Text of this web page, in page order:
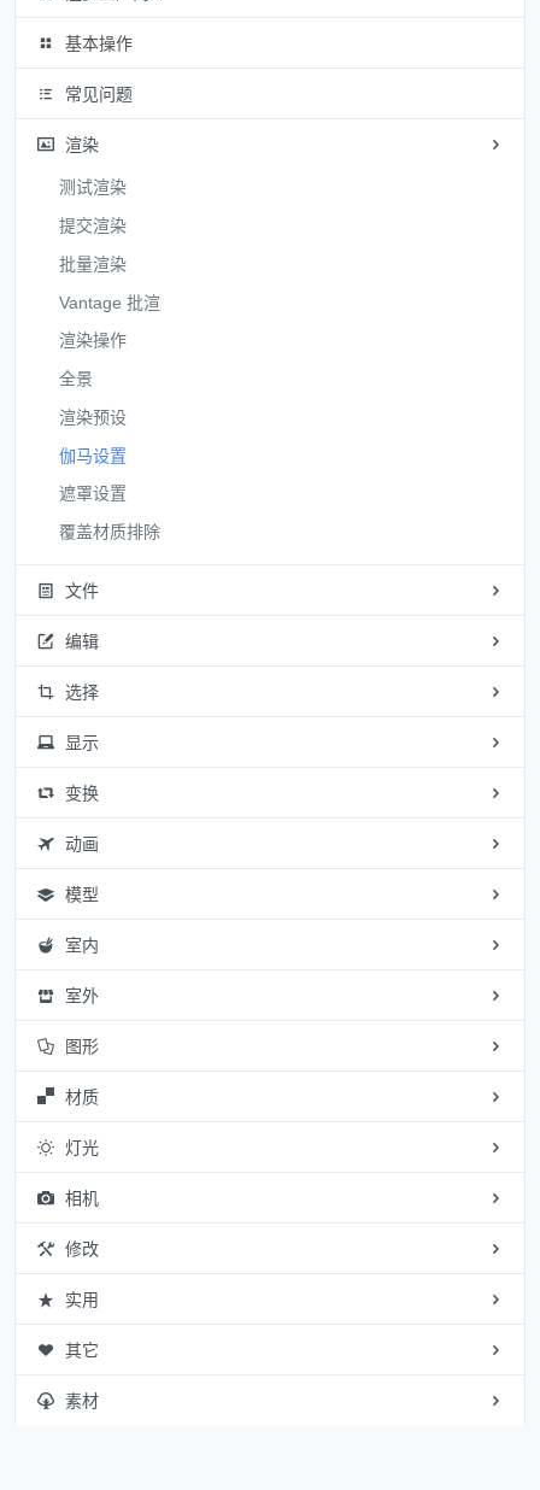
基本操作
常见问题
渲染
测试渲染
提交渲染
批量渲染
Vantage 批渲
渲染操作
全景
渲染预设
伽马设置
遮罩设置
覆盖材质排除
文件
编辑
选择
显示
变换
动画
模型
室内
室外
图形
材质
灯光
相机
修改
实用
其它
素材